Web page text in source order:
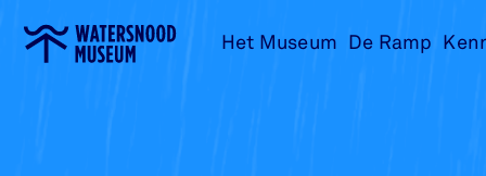
Ga
naar
Het Museum De Ramp